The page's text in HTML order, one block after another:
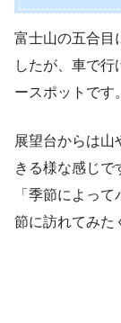
富士山の五合目
したが、車で行
ースポットです。
展望台からは山
きる様な感じで
「季節によっ
節に訪れてみた